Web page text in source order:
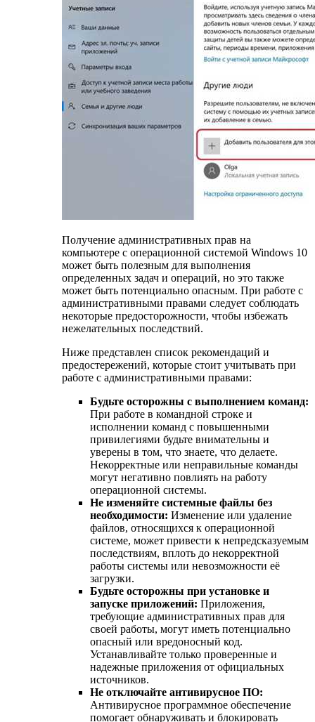
Получение административных прав на
компьютере с операционной системой Windows 10
может быть полезным для выполнения
определенных задач и операций, но это также
может быть потенциально опасным. При работе с
административными правами следует соблюдать
некоторые предосторожности, чтобы избежать
нежелательных последствий.
Ниже представлен список рекомендаций и
предостережений, которые стоит учитывать при
работе с административными правами:
Будьте осторожны с выполнением команд:
При работе в командной строке и
исполнении команд с повышенными
привилегиями будьте внимательны и
уверены в том, что знаете, что делаете.
Некорректные или неправильные команды
могут негативно повлиять на работу
операционной системы.
Не изменяйте системные файлы без
необходимости: Изменение или удаление
файлов, относящихся к операционной
системе, может привести к непредсказуемым
последствиям, вплоть до некорректной
работы системы или невозможности её
загрузки.
Будьте осторожны при установке и
запуске приложений: Приложения,
требующие административных прав для
своей работы, могут иметь потенциально
опасный или вредоносный код.
Устанавливайте только проверенные и
надежные приложения от официальных
источников.
Не отключайте антивирусное ПО:
Антивирусное программное обеспечение
помогает обнаруживать и блокировать